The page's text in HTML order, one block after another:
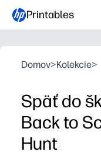
Printables
Domov>Kolekcie>
Späť do
Back to
Hunt